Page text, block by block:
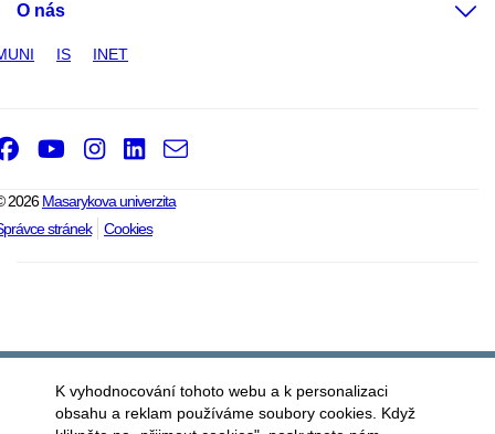
O nás
IS INET
2026Masarykova univerzita
stránek
Cookies
Facebook
Youtube
Instagram
LinkedIn
e-
K vyhodnocování tohoto webu a k personalizaci
obsahu a reklam používáme soubory cookies. Když